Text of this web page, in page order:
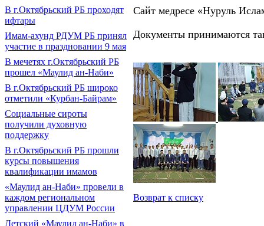
В г.Октябрьский РБ проходят
ифтары
Имам-ахунд РДУМ РБ принял
участие в праздновании 9 мая
В мечетях г.Октябрьский РБ
прошел «Маулид ан-Наби»
В г.Октябрьский РБ широко
отметили «Курбан-Байрам»
Социальные сироты
получили духовную
поддержку
В г.Октябрьский РБ прошли
курсы повышения
квалификации имамов
«Маулид ан-Наби» провели в
каждом региональном
управлении ЦДУМ России
Детский «Маулид ан-Наби» в
Сайт медресе «Нуруль
Документы принимаются
Возврат к списку